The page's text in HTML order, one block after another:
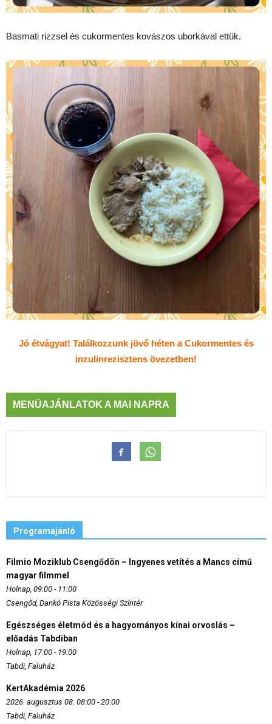
Basmati rizzsel és cukormentes kovászos uborkával ettük.
Jó étvágyat! Találkozzunk jövő héten a Cukormentes és
inzulinrezisztens övezetben!
MENÜAJÁNLATOK A MAI NAPRA
Programajánló
Filmio Moziklub Csengődön – Ingyenes vetítés a Mancs című
magyar filmmel
Holnap, 09:00 - 11:00
Csengőd, Dankó Pista Közösségi Színtér
Egészséges életmód és a hagyományos kínai orvoslás –
előadás Tabdiban
Holnap, 17:00 - 19:00
Tabdi, Faluház
KertAkadémia 2026
2026. augusztus 08. 08:00 - 20:00
Tabdi, Faluház